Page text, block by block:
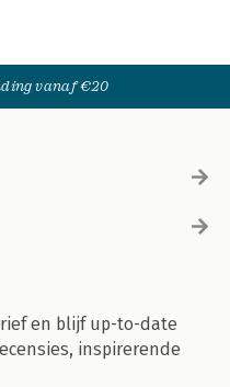
vanaf €20
en blijf up-to-date
inspirerende